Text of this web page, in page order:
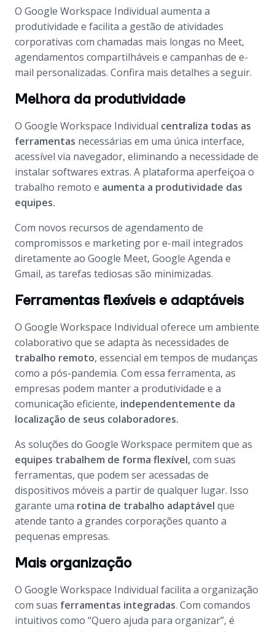
O Google Workspace Individual aumenta a
produtividade e facilita a gestão de atividades
corporativas com chamadas mais longas no Meet,
agendamentos compartilháveis e campanhas de e-
mail personalizadas. Confira mais detalhes a seguir.
Melhora da produtividade
O Google Workspace Individual centraliza todas as
ferramentas necessárias em uma única interface,
acessível via navegador, eliminando a necessidade de
instalar softwares extras. A plataforma aperfeiçoa o
trabalho remoto e aumenta a produtividade das
equipes.
Com novos recursos de agendamento de
compromissos e marketing por e-mail integrados
diretamente ao Google Meet, Google Agenda e
Gmail, as tarefas tediosas são minimizadas.
Ferramentas flexíveis e adaptáveis
O Google Workspace Individual oferece um ambiente
colaborativo que se adapta às necessidades de
trabalho remoto, essencial em tempos de mudanças
como a pós-pandemia. Com essa ferramenta, as
empresas podem manter a produtividade e a
comunicação eficiente, independentemente da
localização de seus colaboradores.
As soluções do Google Workspace permitem que as
equipes trabalhem de forma flexível,com suas
ferramentas, que podem ser acessadas de
dispositivos móveis a partir de qualquer lugar. Isso
garante uma rotina de trabalho adaptável que
atende tanto a grandes corporações quanto a
pequenas empresas.
Mais organização
O Google Workspace Individual facilita a organização
com suas ferramentas integradas. Com comandos
intuitivos como “Quero ajuda para organizar”, é